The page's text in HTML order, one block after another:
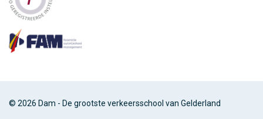
© 2026 Dam - De grootste verkeersschool van Gelderland